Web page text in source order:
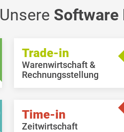
Unsere Software
Trade-in
Warenwirtschaft &
Rechnungsstellung
Time-in
Zeitwirtschaft